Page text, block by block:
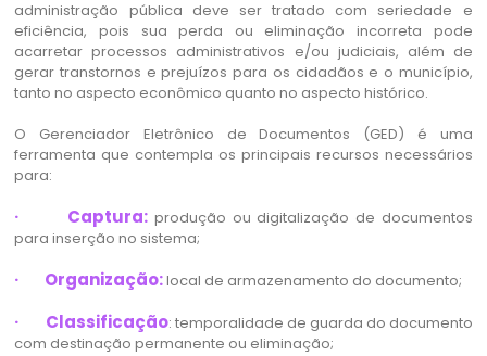
administração pública deve ser tratado com seriedade e
eficiência, pois sua perda ou eliminação incorreta pode
acarretar processos administrativos e/ou judiciais, além de
gerar transtornos e prejuízos para os cidadãos e o município,
tanto no aspecto econômico quanto no aspecto histórico.
O Gerenciador Eletrônico de Documentos (GED) é uma
ferramenta que contempla os principais recursos necessários
para:
· Captura: produção ou digitalização de documentos
para inserção no sistema;
· Organização:local de armazenamento do documento;
· Classificação: temporalidade de guarda do documento
com destinação permanente ou eliminação;